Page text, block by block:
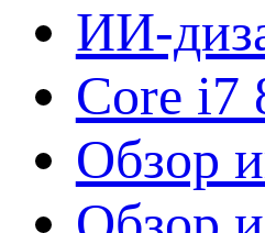
ИИ-
Core i7
Обзор